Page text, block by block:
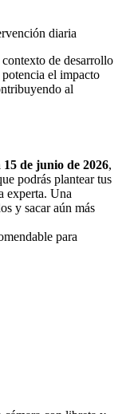
diaria
de desarrollo
el impacto
al
15 de junio de 2026,
podrás plantear tus
experta. Una
y sacar aún más
para